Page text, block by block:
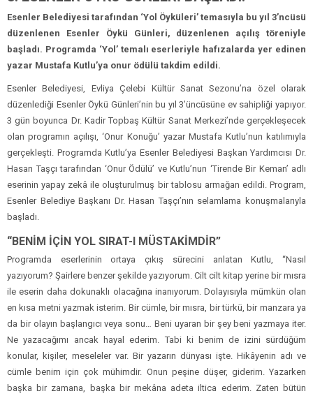
Esenler Belediyesi tarafından ‘Yol Öyküleri’ temasıyla bu yıl 3’ncüsü
düzenlenen Esenler Öykü Günleri, düzenlenen açılış töreniyle
başladı. Programda ‘Yol’ temalı eserleriyle hafızalarda yer edinen
yazar Mustafa Kutlu’ya onur ödülü takdim edildi.
Esenler Belediyesi, Evliya Çelebi Kültür Sanat Sezonu’na özel olarak
düzenlediği Esenler Öykü Günleri’nin bu yıl 3’üncüsüne ev sahipliği yapıyor.
3 gün boyunca Dr. Kadir Topbaş Kültür Sanat Merkezi’nde gerçekleşecek
olan programın açılışı, ‘Onur Konuğu’ yazar Mustafa Kutlu’nun katılımıyla
gerçekleşti. Programda Kutlu’ya Esenler Belediyesi Başkan Yardımcısı Dr.
Hasan Taşçı tarafından ‘Onur Ödülü’ ve Kutlu’nun ‘Tirende Bir Keman’ adlı
eserinin yapay zekâ ile oluşturulmuş bir tablosu armağan edildi. Program,
Esenler Belediye Başkanı Dr. Hasan Taşçı’nın selamlama konuşmalarıyla
başladı.
“BENİM İÇİN YOL SIRAT-I MÜSTAKİMDİR”
Programda eserlerinin ortaya çıkış sürecini anlatan Kutlu, “Nasıl
yazıyorum? Şairlere benzer şekilde yazıyorum. Cilt cilt kitap yerine bir mısra
ile eserin daha dokunaklı olacağına inanıyorum. Dolayısıyla mümkün olan
en kısa metni yazmak isterim. Bir cümle, bir mısra, bir türkü, bir manzara ya
da bir olayın başlangıcı veya sonu… Beni uyaran bir şey beni yazmaya iter.
Ne yazacağımı ancak hayal ederim. Tabi ki benim de izini sürdüğüm
konular, kişiler, meseleler var. Bir yazarın dünyası işte. Hikâyenin adı ve
cümle benim için çok mühimdir. Onun peşine düşer, giderim. Yazarken
başka bir zamana, başka bir mekâna adeta iltica ederim. Zaten bütün